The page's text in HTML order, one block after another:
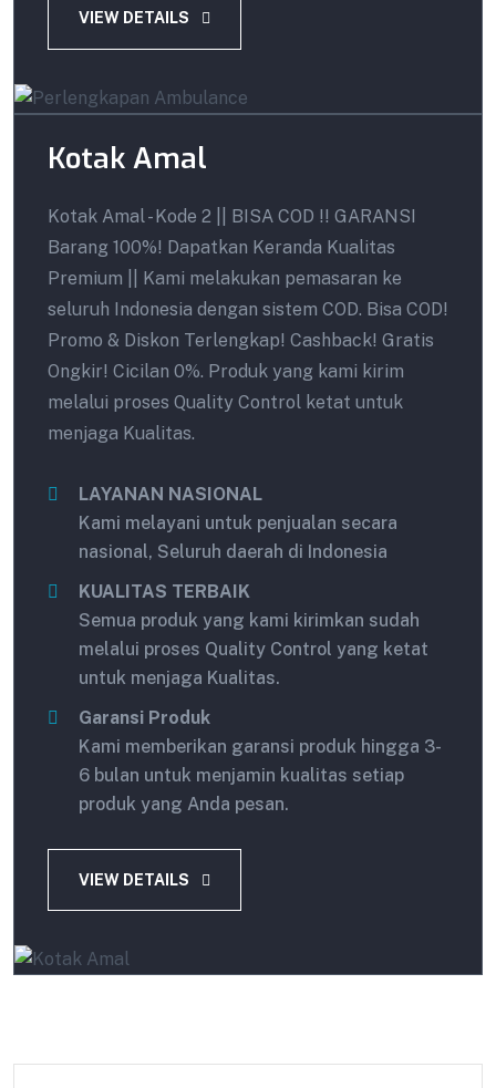
VIEW DETAILS
Kotak Amal
Kotak Amal - Kode 2 || BISA COD !! GARANSI
Barang 100%! Dapatkan Keranda Kualitas
Premium || Kami melakukan pemasaran ke
seluruh Indonesia dengan sistem COD. Bisa COD!
Promo & Diskon Terlengkap! Cashback! Gratis
Ongkir! Cicilan 0%. Produk yang kami kirim
melalui proses Quality Control ketat untuk
menjaga Kualitas.
LAYANAN NASIONAL
Kami melayani untuk penjualan secara
nasional, Seluruh daerah di Indonesia
KUALITAS TERBAIK
Semua produk yang kami kirimkan sudah
melalui proses Quality Control yang ketat
untuk menjaga Kualitas.
Garansi Produk
Kami memberikan garansi produk hingga 3-
6 bulan untuk menjamin kualitas setiap
produk yang Anda pesan.
VIEW DETAILS